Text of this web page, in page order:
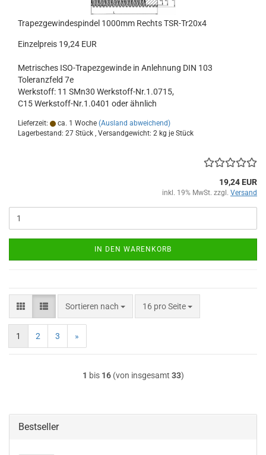
Trapezgewindespindel 1000mm Rechts TSR-Tr20x4
Einzelpreis 19,24 EUR
Metrisches ISO-Trapezgewinde in Anlehnung DIN 103
Toleranzfeld 7e
Werkstoff: 11 SMn30 Werkstoff-Nr.1.0715,
C15 Werkstoff-Nr.1.0401 oder ähnlich
Lieferzeit: ca. 1 Woche (Ausland abweichend)
Lagerbestand: 27 Stück , Versandgewicht: 2 kg je Stück
19,24 EUR
inkl. 19% MwSt. zzgl. Versand
IN DEN WARENKORB
Sortieren nach
Sortieren nach 16 pro Seite
pro Seite
1 2 3 »
1 bis 16(von insgesamt 33)
Bestseller